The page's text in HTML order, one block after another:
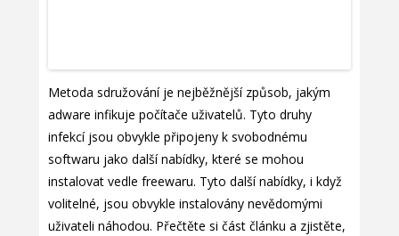
Metoda sdružování je nejběžnější způsob, jakým
adware infikuje počítače uživatelů. Tyto druhy
infekcí jsou obvykle připojeny k svobodnému
softwaru jako další nabídky, které se mohou
instalovat vedle freewaru. Tyto další nabídky, i když
volitelné, jsou obvykle instalovány nevědomými
uživateli náhodou. Přečtěte si část článku a zjistěte,